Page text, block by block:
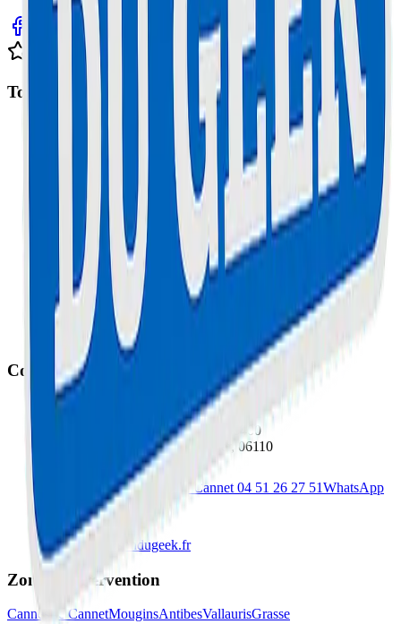
Avis clients sur Google
Top Interventions
Réparation Trottinette à Cannes
Réparation iPhone à Cannes
Réparation Samsung à Cannes
Réparation MacBook à Cannes
Réparation Console à Cannes
Réparation Smartphone au Cannet
Réparation Ordinateur à Cannes
Réparation Tablette à Cannes
Réparation Trottinette au Cannet
Contact
: 67 Boulevard Carnot, 06400
: 78 Bd Paul Doumer, 06110
04 51 26 27 50 Le Cannet 04 51 26 27 51WhatsApp
contact@maisondugeek.fr
Zones d'Intervention
Cannes Le CannetMouginsAntibesVallaurisGrasse